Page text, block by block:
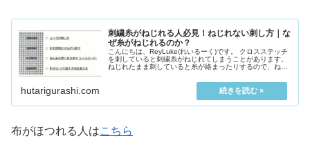
刺繍糸がねじれる人必見！ねじれない刺し方｜な
ぜ糸がねじれるのか？
こんにちは、ReyLuke(れいるーく)です。 クロスステッチ
を刺していると刺繍糸がねじれてしまうことがあります。
ねじれたまま刺していると糸が絡まったりするので、ねじ
hutarigurashi.com
布がほつれる人はこちら